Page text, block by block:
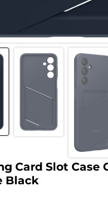
Card Slot Case
Black